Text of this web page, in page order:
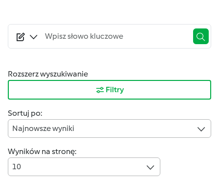
Rozszerz wyszukiwanie
Filtry
Sortuj po:
Najnowsze wyniki
Wyników na stronę:
10